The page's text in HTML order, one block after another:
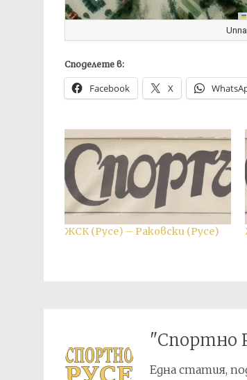
Споделете в:
Facebook X
ЖСК (Русе) – Раковски (Русе)
"Спортно
Една статия,